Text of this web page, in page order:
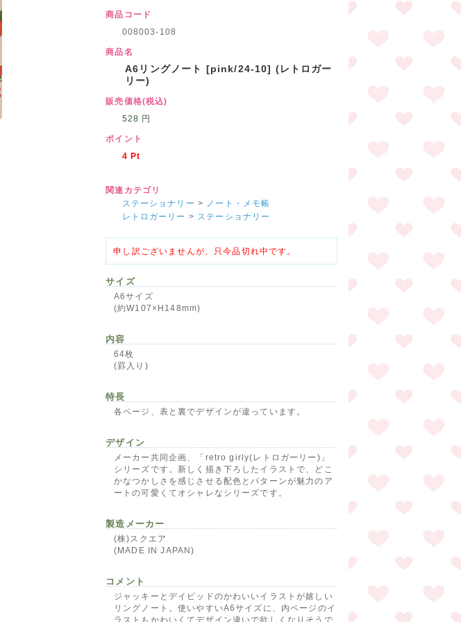
商品コード
008003-108
商品名
A6リングノート [pink/24-10] (レトロガー
リー)
販売価格(税込)
528 円
ポイント
4 Pt
関連カテゴリ
ステーショナリー >
ノート・メモ帳
レトロガーリー > ステーショナリー
申し訳ございませんが、只今品切れ中です。
サイズ
A6サイズ
(約W107×H148mm)
内容
64枚
(罫入り)
特長
各ページ、表と裏でデザインが違っています。
デザイン
メーカー共同企画、「retro girly(レトロガーリー)」
シリーズです。新しく描き下ろしたイラストで、どこ
かなつかしさを感じさせる配色とパターンが魅力のア
ートの可愛くてオシャレなシリーズです。
製造メーカー
(株)スクエア
(MADE IN JAPAN)
コメント
ジャッキーとデイビッドのかわいいイラストが嬉しい
リングノート。使いやすいA6サイズに、内ページのイ
ラストもかわいくてデザイン違いで欲しくなりそうで